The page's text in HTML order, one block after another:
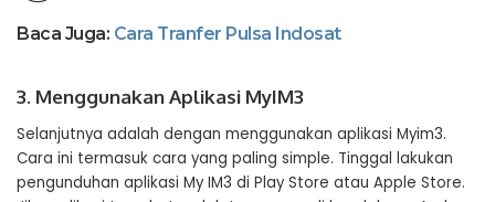
Baca Juga: Cara Tranfer Pulsa Indosat
3. Menggunakan Aplikasi MyIM3
Selanjutnya adalah dengan menggunakan aplikasi Myim3.
Cara ini termasuk cara yang paling simple. Tinggal lakukan
pengunduhan aplikasi My IM3 di Play Store atau Apple Store.